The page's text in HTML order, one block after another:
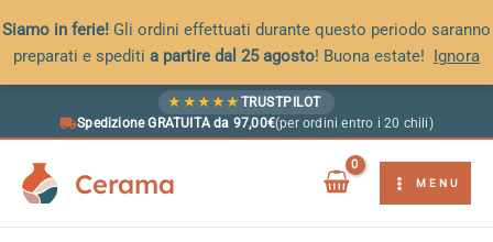
Siamo in ferie! Gli ordini effettuati durante questo periodo saranno
preparati e spediti a partire dal 25 agosto! Buona estate! Ignora
★ ★ ★ ★ ★ TRUSTPILOT
Spedizione GRATUITA da 97,00€(per ordini entro i 20 chili)
Cerama MENU